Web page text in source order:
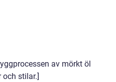
av mörkt öl
stilar.]